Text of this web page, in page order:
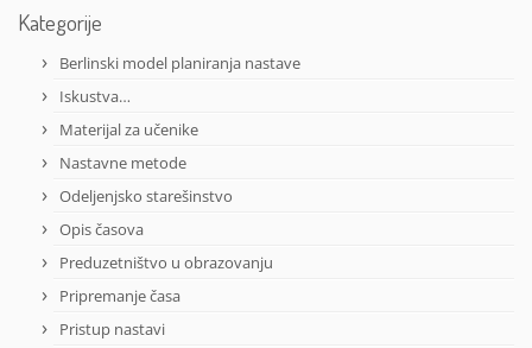
Kategorije
Berlinski model planiranja nastave
Iskustva…
Materijal za učenike
Nastavne metode
Odeljenjsko starešinstvo
Opis časova
Preduzetništvo u obrazovanju
Pripremanje časa
Pristup nastavi